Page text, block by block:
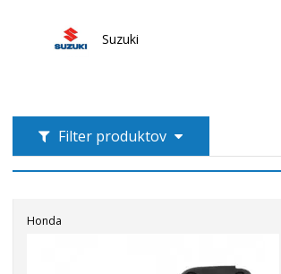
Suzuki
Filter produktov
Honda